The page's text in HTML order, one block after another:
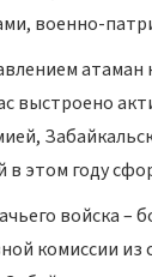
военно-
атаман
выстроено
этом году
войска
комиссии